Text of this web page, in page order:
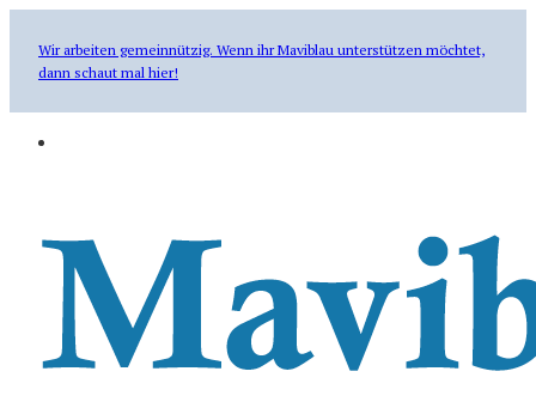
Wir arbeiten gemeinnützig. Wenn ihr Maviblau unterstützen möchtet,
dann schaut mal hier!